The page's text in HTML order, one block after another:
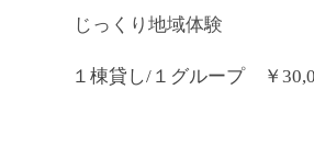
じっくり地域体験
１棟貸し/１グループ ￥